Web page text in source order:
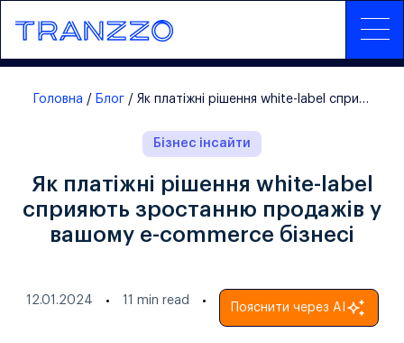
Головна Блог Як платіжні рішення white-label сприяють зростанню продажів у вашому e-commerce бізнесі
Бізнес інсайти
Як платіжні рішення white-label
сприяють зростанню продажів у
вашому e-commerce бізнесі
12.01.2024 11 min read
Пояснити через AI